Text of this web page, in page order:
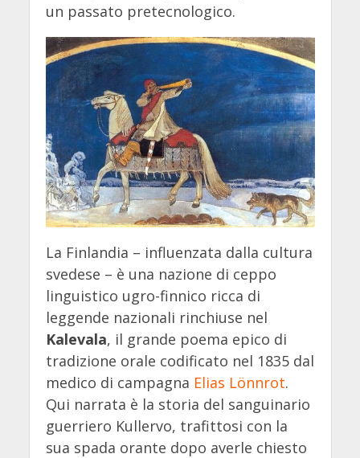
un passato pretecnologico.
La Finlandia – influenzata dalla cultura
svedese – è una nazione di ceppo
linguistico ugro-finnico ricca di
leggende nazionali rinchiuse nel
Kalevala, il grande poema epico di
tradizione orale codificato nel 1835 dal
medico di campagna Elias Lönnrot.
Qui narrata è la storia del sanguinario
guerriero Kullervo, trafittosi con la
sua spada orante dopo averle chiesto